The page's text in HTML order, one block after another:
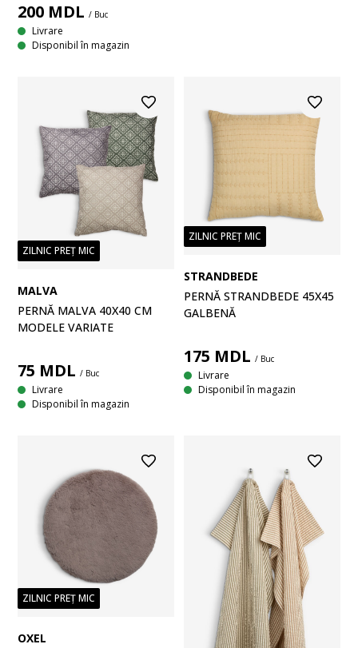
200 MDL / Buc
Livrare
Disponibil în magazin
ZILNIC PREȚ MIC
MALVA
PERNĂ MALVA 40X40 CM
MODELE VARIATE
75 MDL / Buc
Livrare
Disponibil în magazin
ZILNIC PREȚ MIC
STRANDBEDE
PERNĂ STRANDBEDE 45X45
GALBENĂ
175 MDL / Buc
Livrare
Disponibil în magazin
ZILNIC PREȚ MIC
OXEL